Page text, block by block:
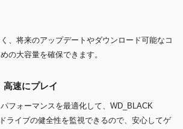
、将来のアップデートやダウンロード可能なコ
の大容量を確保できます。
速にプレイ
フォーマンスを最適化して、WD_BLACK
ライブの健全性を監視できるので、安心してゲ